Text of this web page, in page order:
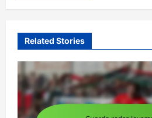
Related Stories